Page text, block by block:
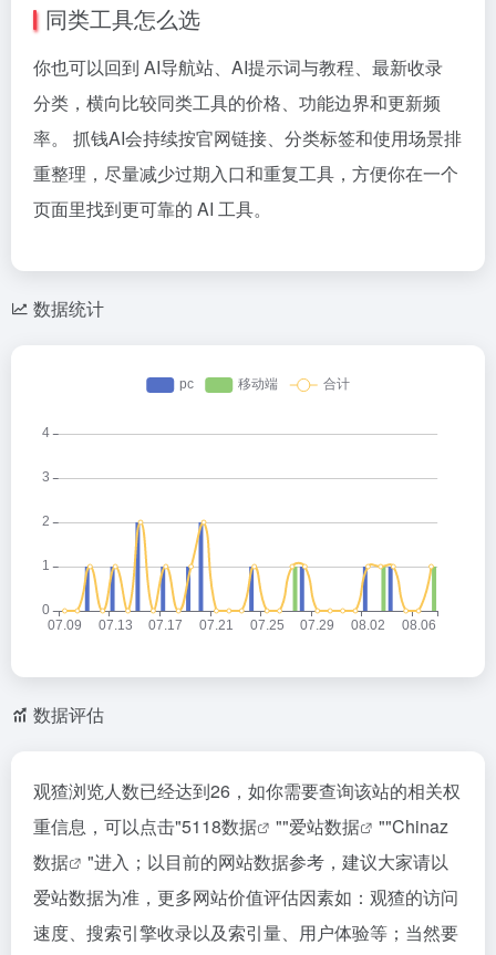
同类工具怎么选
你也可以回到 AI导航站、AI提示词与教程、最新收录
分类，横向比较同类工具的价格、功能边界和更新频
率。 抓钱AI会持续按官网链接、分类标签和使用场景排
重整理，尽量减少过期入口和重复工具，方便你在一个
页面里找到更可靠的 AI 工具。
数据统计
数据评估
观猹浏览人数已经达到26，如你需要查询该站的相关权
重信息，可以点击"5118数据 ""爱站数据 ""Chinaz
数据
"进入；以目前的网站数据参考，建议大家请以
爱站数据为准，更多网站价值评估因素如：观猹的访问
速度、搜索引擎收录以及索引量、用户体验等；当然要